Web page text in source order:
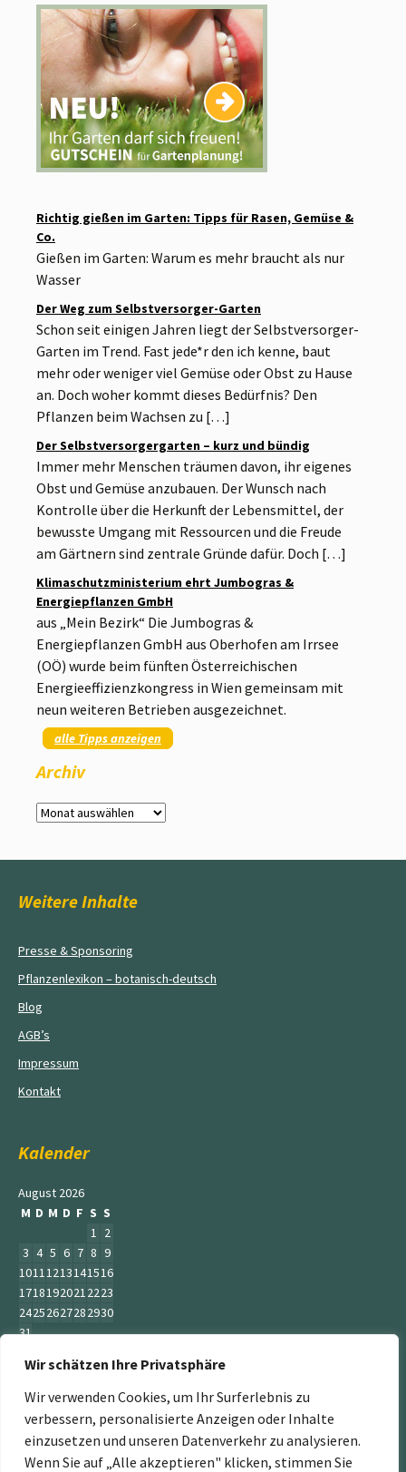
Wir schätzen Ihre Privatsphäre
Wir verwenden Cookies, um Ihr Surferlebnis zu
verbessern, personalisierte Anzeigen oder Inhalte
einzusetzen und unseren Datenverkehr zu analysieren.
Wenn Sie auf „Alle akzeptieren" klicken, stimmen Sie
Richtig gießen im Garten: Tipps für Rasen, Gemüse &
Co.
Gießen im Garten: Warum es mehr braucht als nur
Wasser
Der Weg zum Selbstversorger-Garten
Schon seit einigen Jahren liegt der Selbstversorger-
Garten im Trend. Fast jede*r den ich kenne, baut
mehr oder weniger viel Gemüse oder Obst zu Hause
an. Doch woher kommt dieses Bedürfnis? Den
Pflanzen beim Wachsen zu […]
Der Selbstversorgergarten – kurz und bündig
Immer mehr Menschen träumen davon, ihr eigenes
Obst und Gemüse anzubauen. Der Wunsch nach
Kontrolle über die Herkunft der Lebensmittel, der
bewusste Umgang mit Ressourcen und die Freude
am Gärtnern sind zentrale Gründe dafür. Doch […]
Klimaschutzministerium ehrt Jumbogras &
Energiepflanzen GmbH
aus „Mein Bezirk“ Die Jumbogras &
Energiepflanzen GmbH aus Oberhofen am Irrsee
(OÖ) wurde beim fünften Österreichischen
Energieeffizienzkongress in Wien gemeinsam mit
neun weiteren Betrieben ausgezeichnet.
alle Tipps anzeigen
Archiv
Archiv
Weitere Inhalte
Presse & Sponsoring
Pflanzenlexikon – botanisch-deutsch
Blog
AGB’s
Impressum
Kontakt
Kalender
August 2026
M D M D F S S
1 2
3 4 5 6 7 8 9
10111213141516
17181920212223
24252627282930
31
« Juni